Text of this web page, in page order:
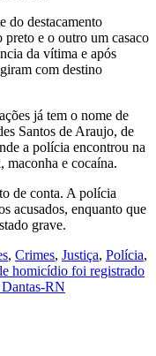
do destacamento
preto e o outro um casaco
da vítima e após
com destino
já tem o nome de
Santos de Araujo, de
a polícia encontrou na
maconha e cocaína.
de conta. A polícia
acusados, enquanto que
grave.
, Crimes, Justiça, Polícia,
homicídio foi registrado
RN